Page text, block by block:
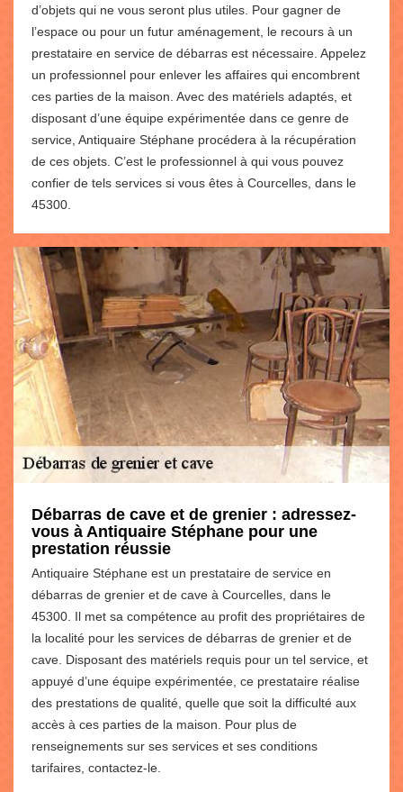
d’objets qui ne vous seront plus utiles. Pour gagner de
l’espace ou pour un futur aménagement, le recours à un
prestataire en service de débarras est nécessaire. Appelez
un professionnel pour enlever les affaires qui encombrent
ces parties de la maison. Avec des matériels adaptés, et
disposant d’une équipe expérimentée dans ce genre de
service, Antiquaire Stéphane procédera à la récupération
de ces objets. C’est le professionnel à qui vous pouvez
confier de tels services si vous êtes à Courcelles, dans le
45300.
Débarras de cave et de grenier : adressez-
vous à Antiquaire Stéphane pour une
prestation réussie
Antiquaire Stéphane est un prestataire de service en
débarras de grenier et de cave à Courcelles, dans le
45300. Il met sa compétence au profit des propriétaires de
la localité pour les services de débarras de grenier et de
cave. Disposant des matériels requis pour un tel service, et
appuyé d’une équipe expérimentée, ce prestataire réalise
des prestations de qualité, quelle que soit la difficulté aux
accès à ces parties de la maison. Pour plus de
renseignements sur ses services et ses conditions
tarifaires, contactez-le.